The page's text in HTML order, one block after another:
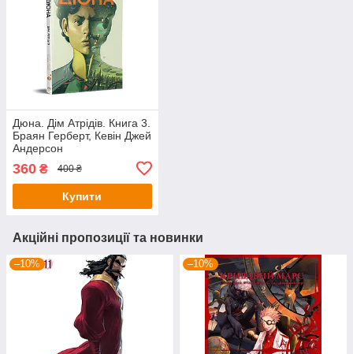
Дюна. Дім Атрідів. Книга 3.
Браян Герберт, Кевін Джей
Андерсон
360 ₴ 400 ₴
Купити
Акційні пропозиції та новинки
–10% –10%